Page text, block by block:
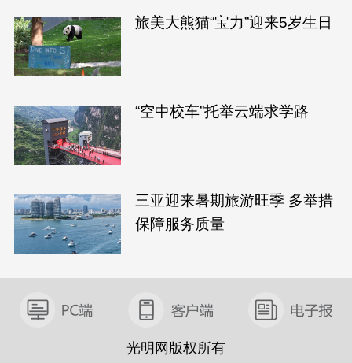
旅美大熊猫“宝力”迎来5岁生日
“空中校车”托举云端求学路
三亚迎来暑期旅游旺季 多举措
保障服务质量
光明网版权所有